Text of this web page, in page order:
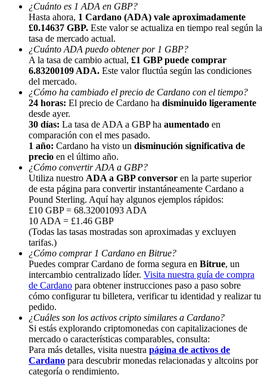
Referencia
Invita a un amigo para recibir recompensas en efectivo
BTC Welcome Rewards
BTC Welcome Rewards
Deposit & Trade BTC to Share 25000 USDT prize pool!
Deposit CASHCAT & Win
Share 500000 CASHCAT prize pool
Exclusive for BitMart Users
¿Cuánto es 1 ADA en GBP?
Hasta ahora, 1 Cardano (ADA) vale aproximadamente
£0.14637 GBP. Este valor se actualiza en tiempo real según la
tasa de mercado actual.
¿Cuánto ADA puedo obtener por 1 GBP?
A la tasa de cambio actual, £1 GBP puede comprar
6.83200109 ADA. Este valor fluctúa según las condiciones
del mercado.
¿Cómo ha cambiado el precio de Cardano con el tiempo?
24 horas: El precio de Cardano ha disminuido ligeramente
desde ayer.
30 días: La tasa de ADA a GBP ha aumentado en
comparación con el mes pasado.
1 año: Cardano ha visto un disminución significativa de
precio en el último año.
¿Cómo convertir ADA a GBP?
Utiliza nuestro ADA a GBP conversor en la parte superior
de esta página para convertir instantáneamente Cardano a
Pound Sterling. Aquí hay algunos ejemplos rápidos:
£10 GBP = 68.32001093 ADA
10 ADA = £1.46 GBP
(Todas las tasas mostradas son aproximadas y excluyen
tarifas.)
¿Cómo comprar 1 Cardano en Bitrue?
Puedes comprar Cardano de forma segura en Bitrue, un
intercambio centralizado líder. Visita nuestra guía de compra
de Cardano para obtener instrucciones paso a paso sobre
cómo configurar tu billetera, verificar tu identidad y realizar tu
pedido.
¿Cuáles son los activos cripto similares a Cardano?
Si estás explorando criptomonedas con capitalizaciones de
mercado o características comparables, consulta:
Para más detalles, visita nuestra página de activos de
Cardano para descubrir monedas relacionadas y altcoins por
categoría o rendimiento.